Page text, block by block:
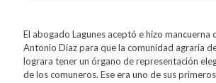
El abogado Lagunes aceptó e hizo mancuerna
Antonio Díaz para que la comunidad agraria
lograra tener un órgano de representación
de los comuneros. Ese era uno de sus